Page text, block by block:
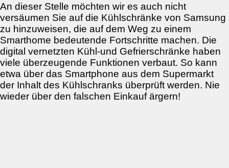
An dieser Stelle möchten wir es auch nicht
versäumen Sie auf die Kühlschränke von Samsung
zu hinzuweisen, die auf dem Weg zu einem
Smarthome bedeutende Fortschritte machen. Die
digital vernetzten Kühl-und Gefrierschränke haben
viele überzeugende Funktionen verbaut. So kann
etwa über das Smartphone aus dem Supermarkt
der Inhalt des Kühlschranks überprüft werden. Nie
wieder über den falschen Einkauf ärgern!